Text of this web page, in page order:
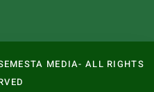
MEDIA- ALL RIGHTS